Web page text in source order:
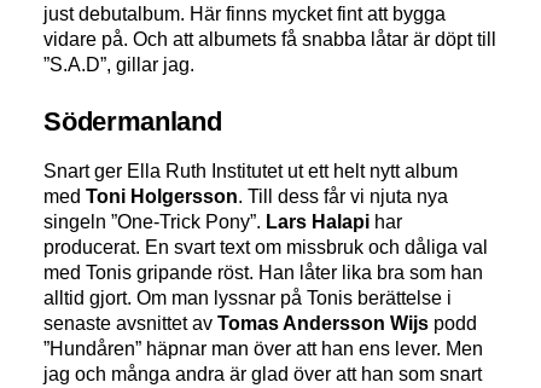
just debutalbum. Här finns mycket fint att bygga
vidare på. Och att albumets få snabba låtar är döpt till
”S.A.D”, gillar jag.
Södermanland
Snart ger Ella Ruth Institutet ut ett helt nytt album
medToni Holgersson. Till dess får vi njuta nya
singeln ”One-Trick Pony”. Lars Halapi har
producerat. En svart text om missbruk och dåliga val
med Tonis gripande röst. Han låter lika bra som han
alltid gjort. Om man lyssnar på Tonis berättelse i
senaste avsnittet avTomas Andersson Wijs podd
”Hundåren” häpnar man över att han ens lever. Men
jag och många andra är glad över att han som snart